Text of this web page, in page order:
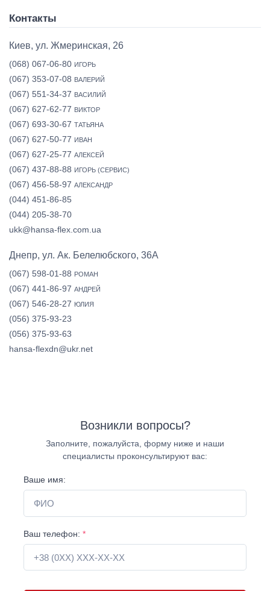
Контакты
Киев, ул. Жмеринская, 26
(068) 067-06-80 ИГОРЬ
(067) 353-07-08 ВАЛЕРИЙ
(067) 551-34-37 ВАСИЛИЙ
(067) 627-62-77 ВИКТОР
(067) 693-30-67 ТАТЬЯНА
(067) 627-50-77 ИВАН
(067) 627-25-77 АЛЕКСЕЙ
(067) 437-88-88 ИГОРЬ (СЕРВИС)
(067) 456-58-97 АЛЕКСАНДР
(044) 451-86-85
(044) 205-38-70
ukk@hansa-flex.com.ua
Днепр, ул. Ак. Белелюбского, 36А
(067) 598-01-88 РОМАН
(067) 441-86-97 АНДРЕЙ
(067) 546-28-27 ЮЛИЯ
(056) 375-93-23
(056) 375-93-63
hansa-flexdn@ukr.net
Возникли вопросы?
Заполните, пожалуйста, форму ниже и наши
специалисты проконсультируют вас:
Ваше имя:
Ваш телефон: *